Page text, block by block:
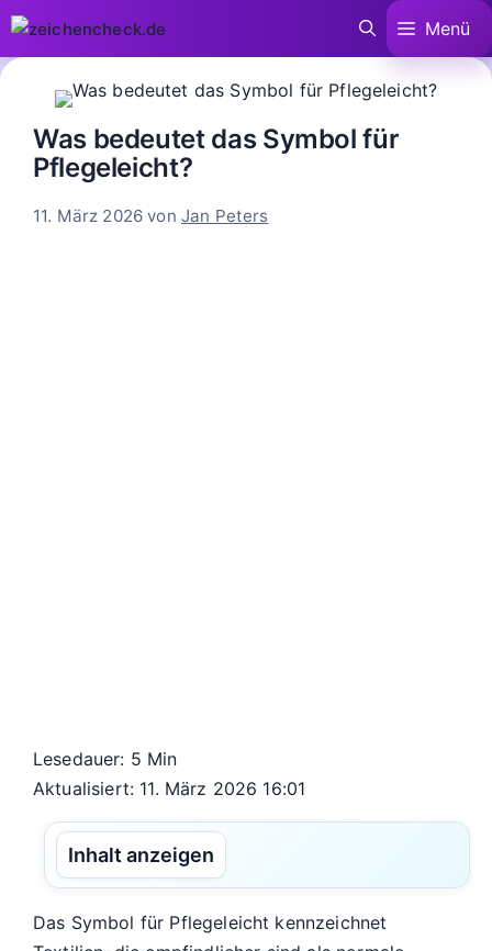
Zum
springen
Menü
Was bedeutet das Symbol für
Pflegeleicht?
11. März 2026 von Jan Peters
Lesedauer: 5 Min
Aktualisiert: 11. März 2026 16:01
Inhalt anzeigen
Das Symbol für Pflegeleicht kennzeichnet